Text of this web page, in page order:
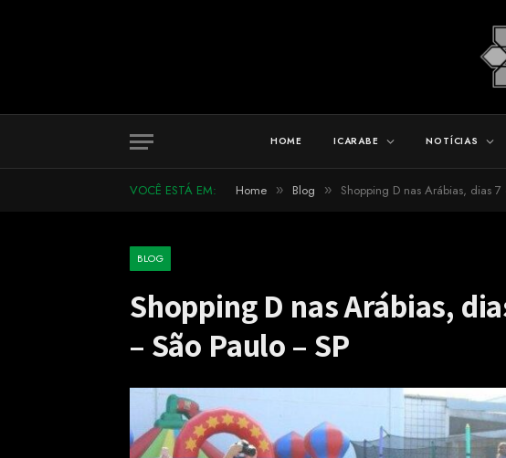
HOME ICARABE NOTÍCIAS
VOCÊ ESTÁ EM: Home » Blog » Shopping D nas Arábias, dias
BLOG
Shopping D nas Arábias,
– São Paulo – SP